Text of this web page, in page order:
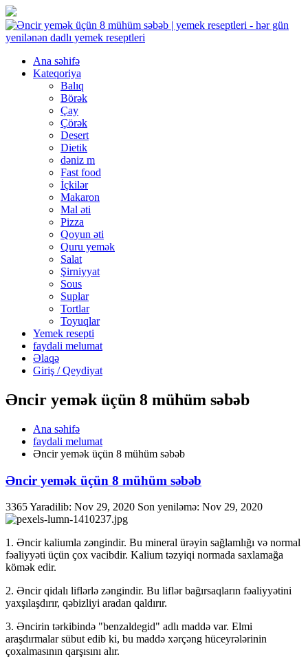
Ana səhifə
Kateqoriya
Balıq
Börək
Çay
Çörək
Desert
Dietik
dəniz m
Fast food
İçkilər
Makaron
Mal əti
Pizza
Qoyun əti
Quru yemək
Salat
Şirniyyat
Sous
Suplar
Tortlar
Toyuqlar
Yemek resepti
faydali melumat
Əlaqə
Giriş / Qeydiyat
Əncir yemək üçün 8 mühüm səbəb
Ana səhifə
faydali melumat
Əncir yemək üçün 8 mühüm səbəb
Əncir yemək üçün 8 mühüm səbəb
3365Yaradilib: Nov 29, 2020 Son yeniləmə: Nov 29, 2020
1. Əncir kaliumla zəngindir. Bu mineral ürəyin sağlamlığı və normal
fəaliyyəti üçün çox vacibdir. Kalium təzyiqi normada saxlamağa
kömək edir.
2. Əncir qidalı liflərlə zəngindir. Bu liflər bağırsaqların fəaliyyətini
yaxşılaşdırır, qəbizliyi aradan qaldırır.
3. Əncirin tərkibində "benzaldegid" adlı maddə var. Elmi
araşdırmalar sübut edib ki, bu maddə xərçəng hüceyrələrinin
çoxalmasının qarşısını alır.